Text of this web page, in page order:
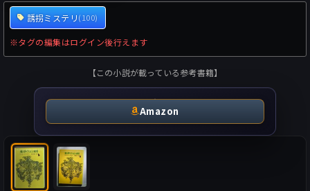
誘拐ミステリ(100)
※タグの編集はログイン後行えます
【この小説が載っている参考書籍】
Amazon